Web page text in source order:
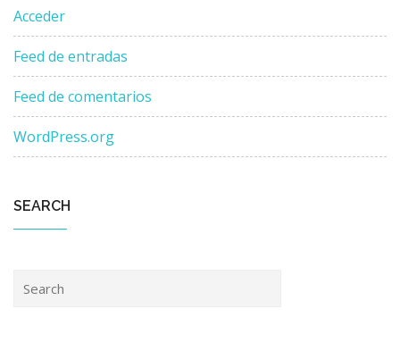
Acceder
Feed de entradas
Feed de comentarios
WordPress.org
SEARCH